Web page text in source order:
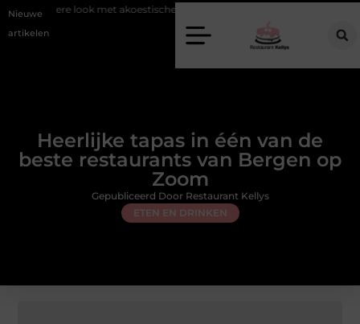
Nieuwe
artikelen
met akoestische panelen Aziatisch restaurant Rotterdam:
Heerlijke tapas in één van de
beste restaurants van Bergen op
Zoom
ETEN EN DRINKEN
Gepubliceerd Door Restaurant Kellys